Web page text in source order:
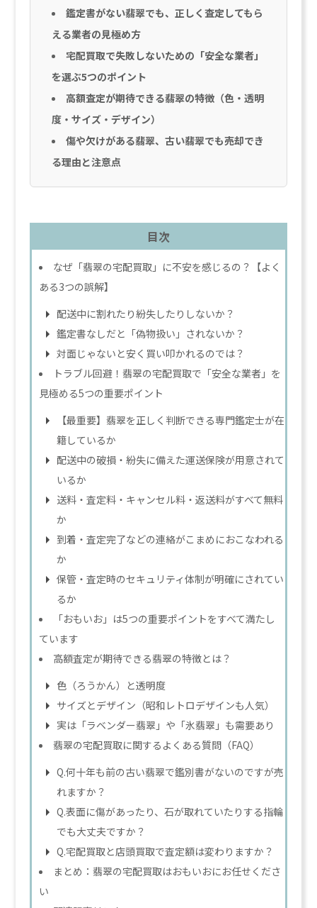
鑑定書がない翡翠でも、正しく査定してもら
える業者の見極め方
宅配買取で失敗しないための「安全な業者」
を選ぶ5つのポイント
高額査定が期待できる翡翠の特徴（色・透明
度・サイズ・デザイン）
傷や欠けがある翡翠、古い翡翠でも売却でき
る理由と注意点
目次
なぜ「翡翠の宅配買取」に不安を感じるの？【よく
ある3つの誤解】
配送中に割れたり紛失したりしないか？
鑑定書なしだと「偽物扱い」されないか？
対面じゃないと安く買い叩かれるのでは？
トラブル回避！翡翠の宅配買取で「安全な業者」を
見極める5つの重要ポイント
【最重要】翡翠を正しく判断できる専門鑑定士が在
籍しているか
配送中の破損・紛失に備えた運送保険が用意されて
いるか
送料・査定料・キャンセル料・返送料がすべて無料
か
到着・査定完了などの連絡がこまめにおこなわれる
か
保管・査定時のセキュリティ体制が明確にされてい
るか
「おもいお」は5つの重要ポイントをすべて満たし
ています
高額査定が期待できる翡翠の特徴とは？
色（ろうかん）と透明度
サイズとデザイン（昭和レトロデザインも人気）
実は「ラベンダー翡翠」や「氷翡翠」も需要あり
翡翠の宅配買取に関するよくある質問（FAQ）
Q.何十年も前の古い翡翠で鑑別書がないのですが売
れますか？
Q.表面に傷があったり、石が取れていたりする指輪
でも大丈夫ですか？
Q.宅配買取と店頭買取で査定額は変わりますか？
まとめ：翡翠の宅配買取はおもいおにお任せくださ
い